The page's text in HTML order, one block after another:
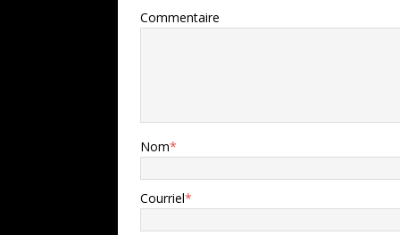
Commentaire
Nom*
Courriel*